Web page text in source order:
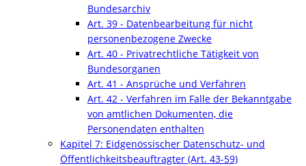
Bundesarchiv
Art. 39 - Datenbearbeitung für nicht
personenbezogene Zwecke
Art. 40 - Privatrechtliche Tätigkeit von
Bundesorganen
Art. 41 - Ansprüche und Verfahren
Art. 42 - Verfahren im Falle der Bekanntgabe
von amtlichen Dokumenten, die
Personendaten enthalten
Kapitel 7: Eidgenössischer Datenschutz- und
Öffentlichkeitsbeauftragter (Art. 43-59)